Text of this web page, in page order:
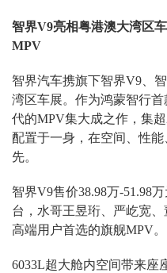
智界V9亮相粤港澳大湾区
MPV
智界汽车携旗下智界V9、
湾区车展。作为鸿蒙智行
代的MPV集大成之作，集
配置于一身，在空间、性
先。
智界V9售价38.98万-51.98
台，水哥王昱珩、严屹宽
高端用户首选的旗舰MPV。
6033L超大舱内空间带来座